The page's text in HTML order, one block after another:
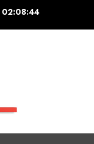
02:08:45